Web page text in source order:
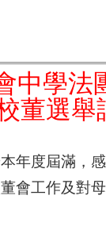
中學法
董選舉
年度屆滿，
會工作及對